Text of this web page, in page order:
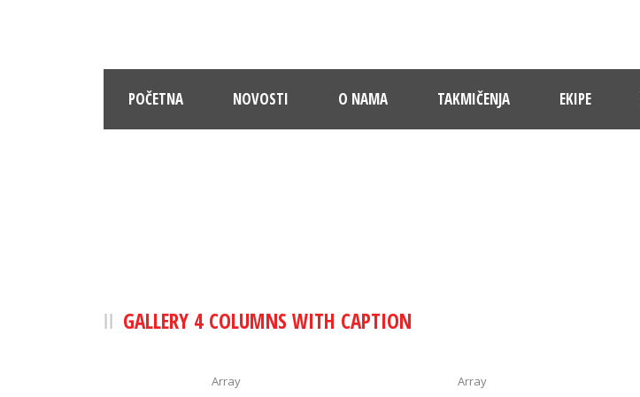
POČETNA NOVOSTI O NAMA TAKMIČENJA EKIPE
GALLERY 4 COLUMNS WITH CAPTION
Array Array